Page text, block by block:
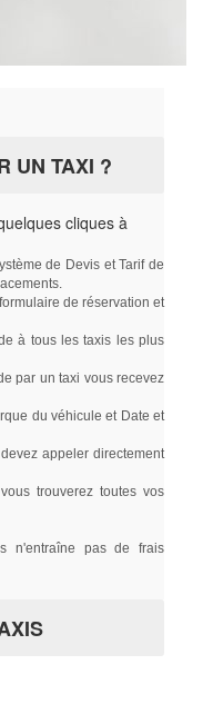
UN TAXI ?
cliques à
de Devis et Tarif de
de réservation et
à tous les taxis les plus
par un taxi vous recevez
du véhicule et Date et
appeler directement
trouverez toutes vos
pas de frais